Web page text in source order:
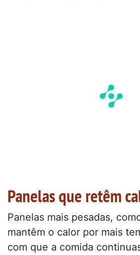
Panelas que retêm
Panelas mais pesadas,
mantêm o calor por mais
com que a comida